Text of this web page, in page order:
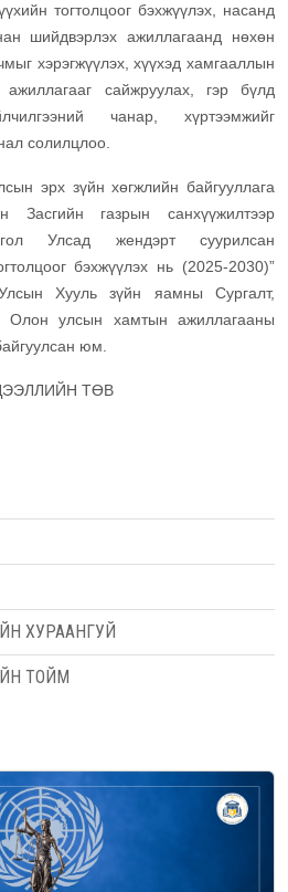
тогтолцоог бэхжүүлэх, насанд
шийдвэрлэх ажиллагаанд нөхөн
хэрэгжүүлэх, хүүхэд хамгааллын
ажиллагааг сайжруулах, гэр бүлд
чанар, хүртээмжийг
солилцлоо.
эрх зүйн хөгжлийн байгууллага
Засгийн газрын санхүүжилтээр
Улсад жендэрт суурилсан
бэхжүүлэх нь (2025-2030)”
Хууль зүйн яамны Сургалт,
Олон улсын хамтын ажиллагааны
юм.
ТӨВ
ХУРААНГУЙ
ТОЙМ